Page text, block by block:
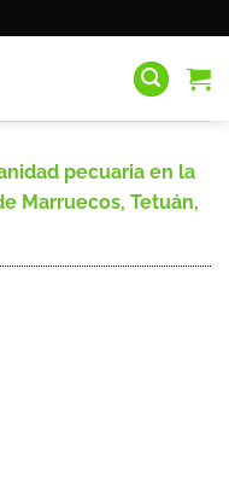
pecuaria en la
Marruecos, Tetuán,